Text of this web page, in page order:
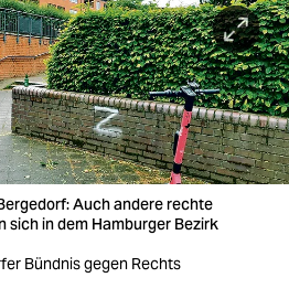
Auch andere rechte
sich in dem Hamburger Bezirk
Bündnis gegen Rechts